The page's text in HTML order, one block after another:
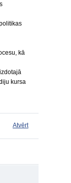
kā
kursa
Atvērt